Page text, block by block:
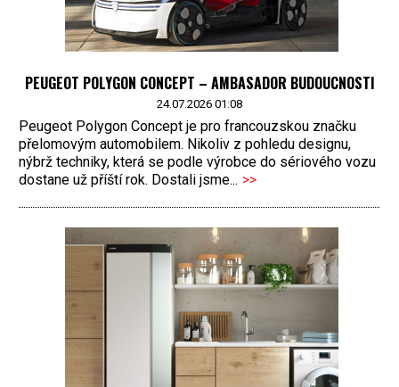
PEUGEOT POLYGON CONCEPT – AMBASADOR BUDOUCNOSTI
24.07.2026 01:08
Peugeot Polygon Concept je pro francouzskou značku
přelomovým automobilem. Nikoliv z pohledu designu,
nýbrž techniky, která se podle výrobce do sériového vozu
dostane už příští rok. Dostali jsme... >>